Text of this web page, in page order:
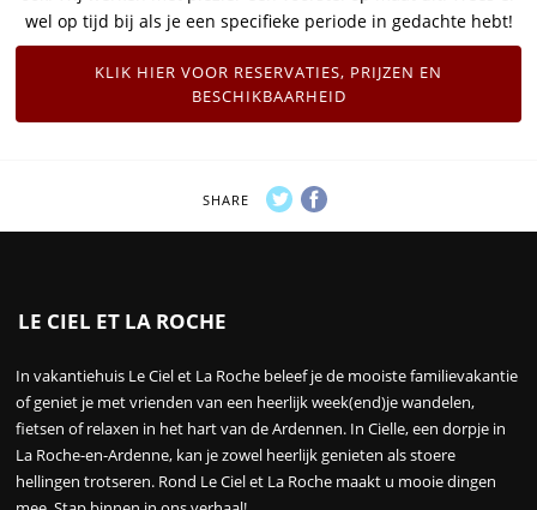
ook. Wij werken met plezier een voorstel op maat uit. Wees er
wel op tijd bij als je een specifieke periode in gedachte hebt!
KLIK HIER VOOR RESERVATIES, PRIJZEN EN
BESCHIKBAARHEID
LE CIEL ET LA ROCHE
In vakantiehuis Le Ciel et La Roche beleef je de mooiste familievakantie
of geniet je met vrienden van een heerlijk week(end)je wandelen,
fietsen of relaxen in het hart van de Ardennen. In Cielle, een dorpje in
La Roche-en-Ardenne, kan je zowel heerlijk genieten als stoere
hellingen trotseren. Rond Le Ciel et La Roche maakt u mooie dingen